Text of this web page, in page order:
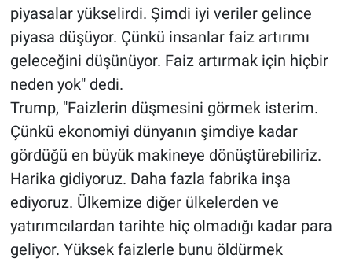
piyasalar yükselirdi. Şimdi iyi veriler gelince
piyasa düşüyor. Çünkü insanlar faiz artırımı
geleceğini düşünüyor. Faiz artırmak için hiçbir
neden yok" dedi.
Trump, "Faizlerin düşmesini görmek isterim.
Çünkü ekonomiyi dünyanın şimdiye kadar
gördüğü en büyük makineye dönüştürebiliriz.
Harika gidiyoruz. Daha fazla fabrika inşa
ediyoruz. Ülkemize diğer ülkelerden ve
yatırımcılardan tarihte hiç olmadığı kadar para
geliyor. Yüksek faizlerle bunu öldürmek